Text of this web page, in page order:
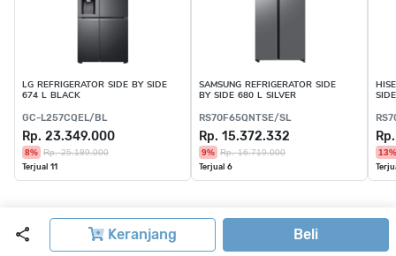
Keranjang Beli
LG REFRIGERATOR SIDE BY SIDE
674 L BLACK
GC-L257CQEL/BL
Rp. 23.349.000
8% Rp. 25.189.000
Terjual 11
SAMSUNG REFRIGERATOR SIDE
BY SIDE 680 L SILVER
RS70F65QNTSE/SL
Rp. 15.372.332
9% Rp. 16.719.000
Terjual 6
13%